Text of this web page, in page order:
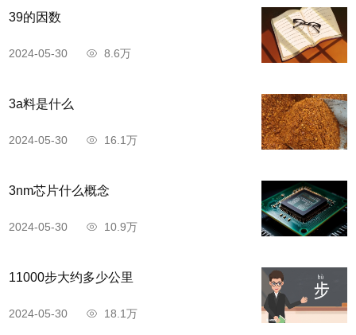
39的因数
2024-05-30 8.6万
3a料是什么
2024-05-30 16.1万
3nm芯片什么概念
2024-05-30 10.9万
11000步大约多少公里
2024-05-30 18.1万